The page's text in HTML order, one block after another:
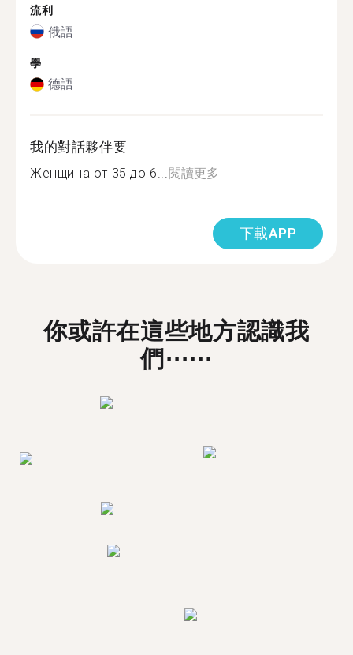
流利
俄語
學
德語
我的對話夥伴要
Женщина от 35 до 6...閱讀更多
下載APP
你或許在這些地方認識我
們⋯⋯